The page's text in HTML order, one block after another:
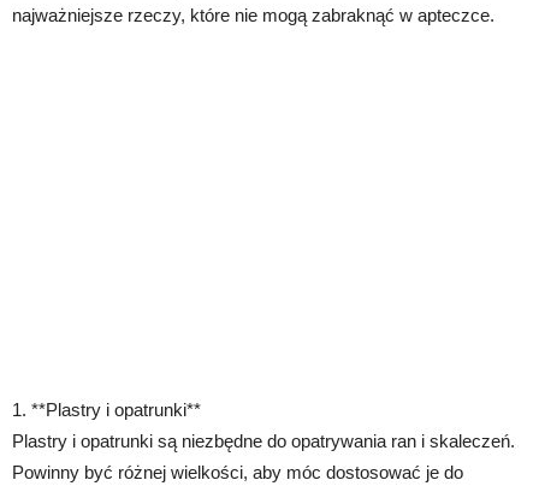
najważniejsze rzeczy, które nie mogą zabraknąć w apteczce.
1. **Plastry i opatrunki**
Plastry i opatrunki są niezbędne do opatrywania ran i skaleczeń.
Powinny być różnej wielkości, aby móc dostosować je do